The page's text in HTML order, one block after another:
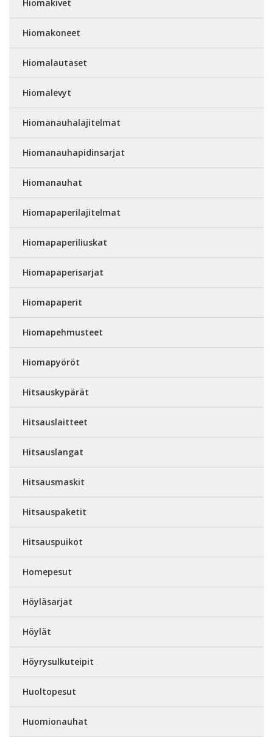
Hiomakivet
Hiomakoneet
Hiomalautaset
Hiomalevyt
Hiomanauhalajitelmat
Hiomanauhapidinsarjat
Hiomanauhat
Hiomapaperilajitelmat
Hiomapaperiliuskat
Hiomapaperisarjat
Hiomapaperit
Hiomapehmusteet
Hiomapyöröt
Hitsauskypärät
Hitsauslaitteet
Hitsauslangat
Hitsausmaskit
Hitsauspaketit
Hitsauspuikot
Homepesut
Höyläsarjat
Höylät
Höyrysulkuteipit
Huoltopesut
Huomionauhat